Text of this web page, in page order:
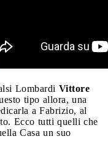
Lombardi Vittore
tipo allora, una
a Fabrizio, al
Ecco tutti quelli che
Casa un suo